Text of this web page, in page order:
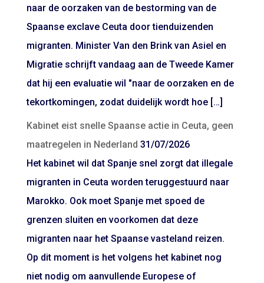
naar de oorzaken van de bestorming van de
Spaanse exclave Ceuta door tienduizenden
migranten. Minister Van den Brink van Asiel en
Migratie schrijft vandaag aan de Tweede Kamer
dat hij een evaluatie wil "naar de oorzaken en de
tekortkomingen, zodat duidelijk wordt hoe […]
Kabinet eist snelle Spaanse actie in Ceuta, geen
maatregelen in Nederland 31/07/2026
Het kabinet wil dat Spanje snel zorgt dat illegale
migranten in Ceuta worden teruggestuurd naar
Marokko. Ook moet Spanje met spoed de
grenzen sluiten en voorkomen dat deze
migranten naar het Spaanse vasteland reizen.
Op dit moment is het volgens het kabinet nog
niet nodig om aanvullende Europese of